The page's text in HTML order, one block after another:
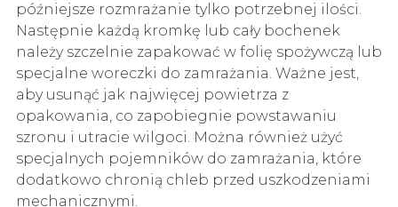
późniejsze rozmrażanie tylko potrzebnej ilości.
Następnie każdą kromkę lub cały bochenek
należy szczelnie zapakować w folię spożywczą lub
specjalne woreczki do zamrażania. Ważne jest,
aby usunąć jak najwięcej powietrza z
opakowania, co zapobiegnie powstawaniu
szronu i utracie wilgoci. Można również użyć
specjalnych pojemników do zamrażania, które
dodatkowo chronią chleb przed uszkodzeniami
mechanicznymi.